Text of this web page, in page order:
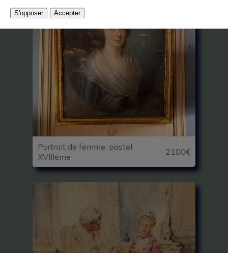
Portrait de femme, pastel
XVIIIème
2100€
S'opposer Accepter